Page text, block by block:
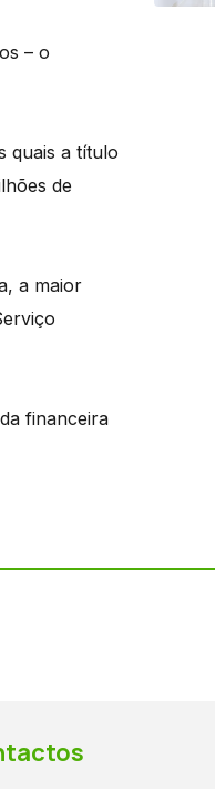
– o
quais a título
de
a maior
financeira
Instagram